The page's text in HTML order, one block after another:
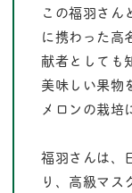
この福羽さん
に携わった高
献者としても
美味しい果物
メロンの栽培
福羽さんは、
り、高級マス